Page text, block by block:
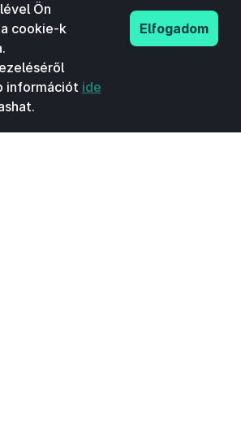
Ön
cookie-k
információt ide
Elfogadom